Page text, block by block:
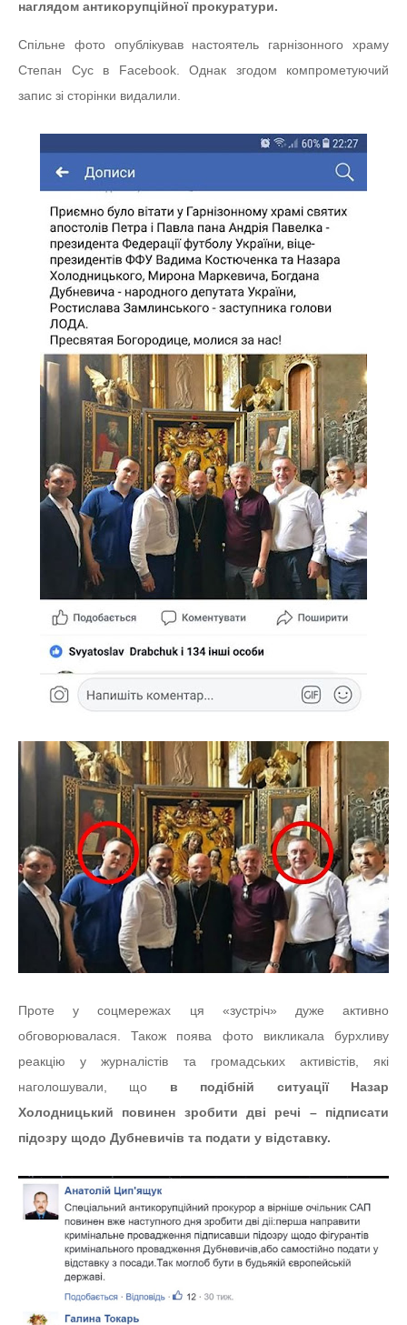
наглядом антикорупційної прокуратури.
Спільне фото опублікував настоятель гарнізонного храму
Степан Сус в Facebook. Однак згодом компрометуючий
запис зі сторінки видалили.
Проте у соцмережах ця «зустріч» дуже активно
обговорювалася. Також поява фото викликала бурхливу
реакцію у журналістів та громадських активістів, які
наголошували, що в подібній ситуації Назар
Холодницький повинен зробити дві речі – підписати
підозру щодо Дубневичів та подати у відставку.